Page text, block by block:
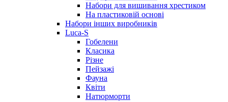
Набори для вишивання хрестиком
На пластиковій основі
Набори інших виробників
Luca-S
Гобелени
Класика
Різне
Пейзажі
Фауна
Квіти
Натюрморти